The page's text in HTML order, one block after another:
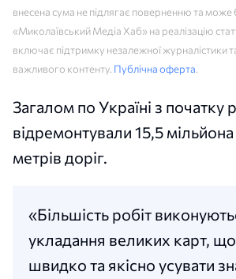
внесена сума не підлягає поверненню та
«Миколаївський Медіа Хаб» на реалізацію
включає підтримку незалежної журналістики
важливого контенту. Публічна оферта.
Загалом по Україні з початку
відремонтували 15,5
метрів доріг.
«Більшість робіт
укладання великих карт,
швидко та якісно усувати